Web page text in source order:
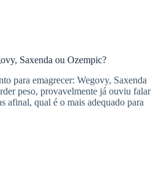
Saxenda ou Ozempic?
para emagrecer: Wegovy, Saxenda
peso, provavelmente já ouviu falar
afinal, qual é o mais adequado para